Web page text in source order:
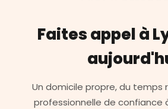
Faites appel à
Un domicile propre, du temps
professionnelle de confiance